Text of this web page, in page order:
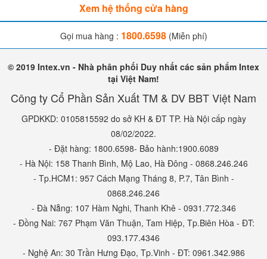
Xem hệ thống cửa hàng
Gọi mua hàng : 1800.6598(Miễn phí)
© 2019 Intex.vn - Nhà phân phối Duy nhất các sản phẩm Intex
tại Việt Nam!
Công ty Cổ Phần Sản Xuất TM & DV BBT Việt Nam
GPDKKD: 0105815592 do sở KH & ĐT TP. Hà Nội cấp ngày
08/02/2022.
- Đặt hàng: 1800.6598- Bảo hành:1900.6089
- Hà Nội: 158 Thanh Bình, Mộ Lao, Hà Đông - 0868.246.246
- Tp.HCM1: 957 Cách Mạng Tháng 8, P.7, Tân Bình -
0868.246.246
- Đà Nẵng: 107 Hàm Nghi, Thanh Khê - 0931.772.346
- Đồng Nai: 767 Phạm Văn Thuận, Tam Hiệp, Tp.Biên Hòa - ĐT:
093.177.4346
- Nghệ An: 30 Trần Hưng Đạo, Tp.Vinh - ĐT: 0961.342.986